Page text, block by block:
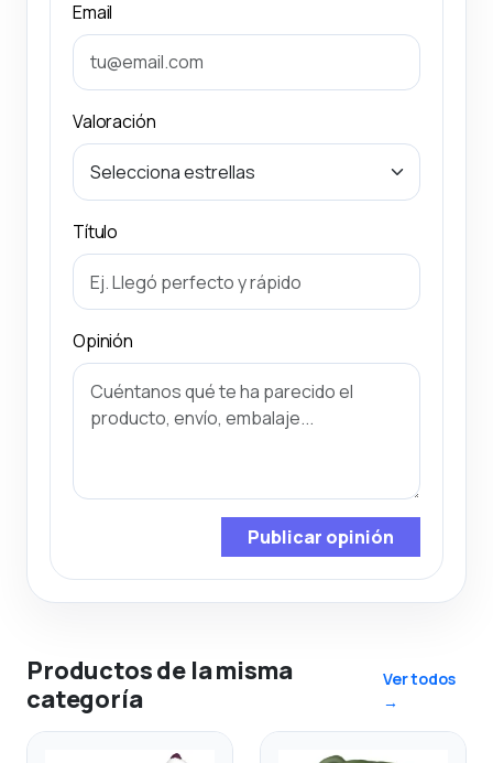
Email
Valoración
Título
Opinión
Publicar opinión
Productos de la misma
categoría
Ver todos
→